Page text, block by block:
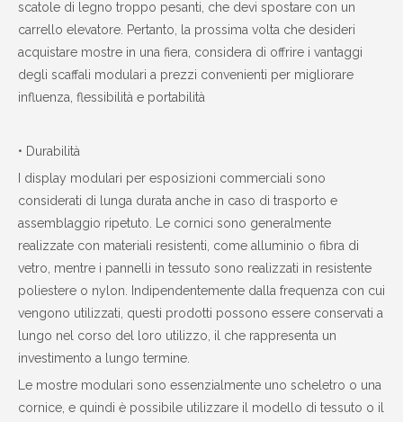
scatole di legno troppo pesanti, che devi spostare con un
carrello elevatore. Pertanto, la prossima volta che desideri
acquistare mostre in una fiera, considera di offrire i vantaggi
degli scaffali modulari a prezzi convenienti per migliorare
influenza, flessibilità e portabilità
• Durabilità
I display modulari per esposizioni commerciali sono
considerati di lunga durata anche in caso di trasporto e
assemblaggio ripetuto. Le cornici sono generalmente
realizzate con materiali resistenti, come alluminio o fibra di
vetro, mentre i pannelli in tessuto sono realizzati in resistente
poliestere o nylon. Indipendentemente dalla frequenza con cui
vengono utilizzati, questi prodotti possono essere conservati a
lungo nel corso del loro utilizzo, il che rappresenta un
investimento a lungo termine.
Le mostre modulari sono essenzialmente uno scheletro o una
cornice, e quindi è possibile utilizzare il modello di tessuto o il